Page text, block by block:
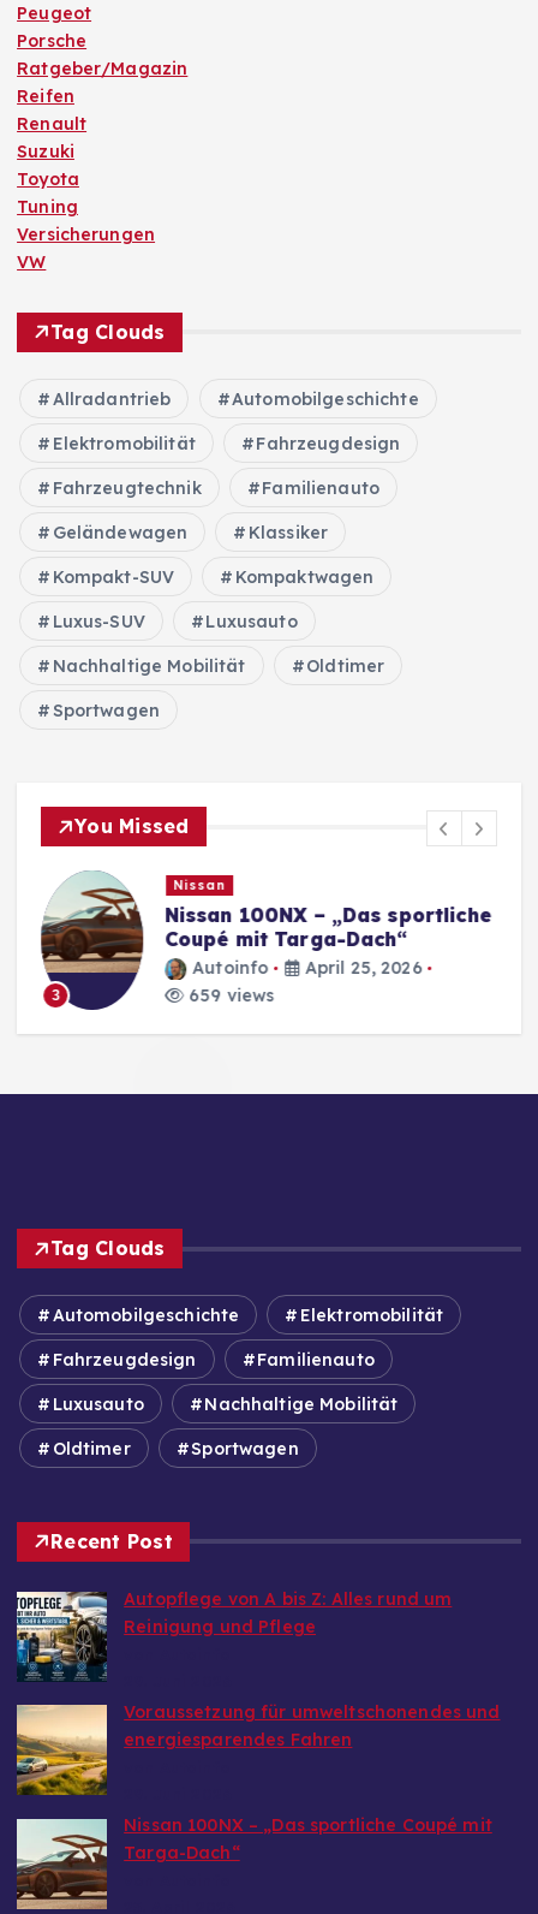
Peugeot
Porsche
Ratgeber/Magazin
Reifen
Renault
Suzuki
Toyota
Tuning
Versicherungen
VW
Tag Clouds
Allradantrieb Automobilgeschichte
Elektromobilität Fahrzeugdesign
Fahrzeugtechnik Familienauto
Geländewagen Klassiker
Kompakt-SUV Kompaktwagen
Luxus-SUV Luxusauto
Nachhaltige Mobilität Oldtimer
Sportwagen
You Missed
3
Nissan
Nissan 100NX – „Das sportliche
Coupé mit Targa-Dach“
Autoinfo
April 25, 2026
659 views
Tag Clouds
Automobilgeschichte Elektromobilität
Fahrzeugdesign Familienauto
Luxusauto Nachhaltige Mobilität
Oldtimer Sportwagen
Recent Post
Autopflege von A bis Z: Alles rund um
Reinigung und Pflege
Voraussetzung für umweltschonendes und
energiesparendes Fahren
Nissan 100NX – „Das sportliche Coupé mit
Targa-Dach“